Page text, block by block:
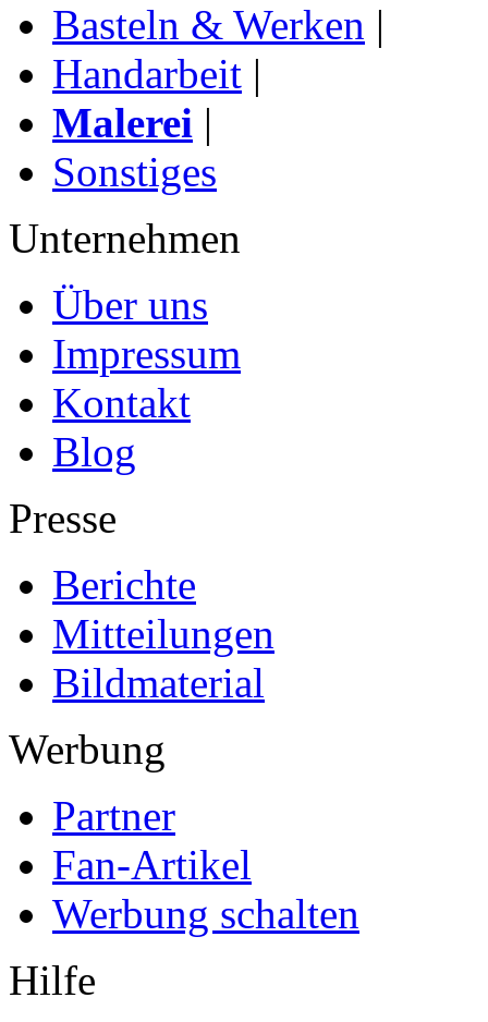
Basteln & Werken |
Handarbeit |
Malerei |
Sonstiges
Unternehmen
Über uns
Impressum
Kontakt
Blog
Presse
Berichte
Mitteilungen
Bildmaterial
Werbung
Partner
Fan-Artikel
Werbung schalten
Hilfe